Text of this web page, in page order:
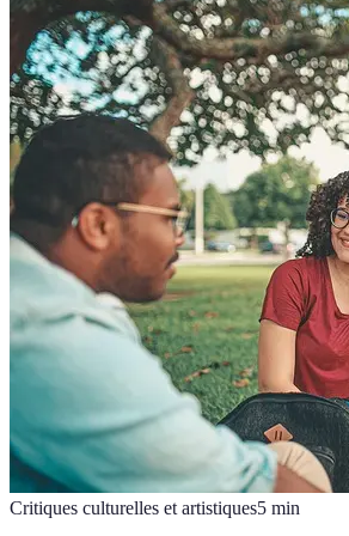
Critiques culturelles et artistiques5 min